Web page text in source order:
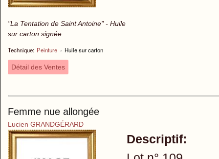
"La Tentation de Saint Antoine" - Huile
sur carton signée
Technique: Peinture › Huile sur carton
Détail des Ventes
Femme nue allongée
Lucien GRANDGÉRARD
Descriptif: